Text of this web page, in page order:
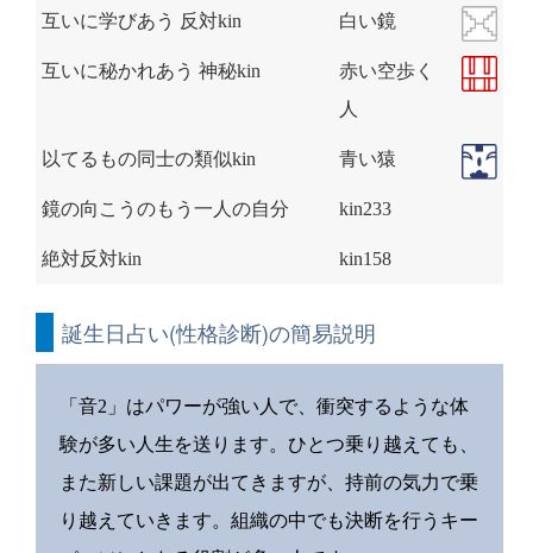
互いに学びあう 反対kin 白い鏡
互いに秘かれあう 神秘kin
赤い空歩く
人
以てるもの同士の類似kin 青い猿
鏡の向こうのもう一人の自分 kin233
絶対反対kin kin158
誕生日占い(性格診断)の簡易説明
「音2」はパワーが強い人で、衝突するような体
験が多い人生を送ります。ひとつ乗り越えても、
また新しい課題が出てきますが、持前の気力で乗
り越えていきます。組織の中でも決断を行うキー